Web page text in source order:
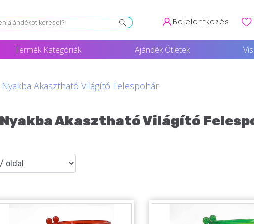
Bejelentkezés
Termék Kategóriák Ajándék Ötletek
Nyakba Akasztható Világító Felespohár
Nyakba Akasztható Világító